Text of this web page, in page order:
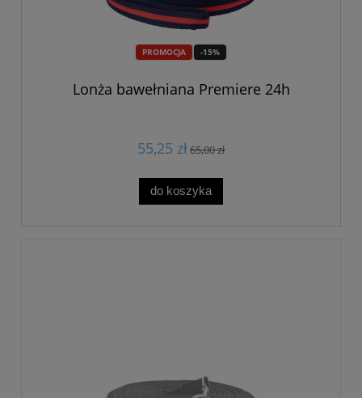
PROMOCJA -15%
Lonża bawełniana Premiere 24h
55,25 zł65,00 zł
do koszyka